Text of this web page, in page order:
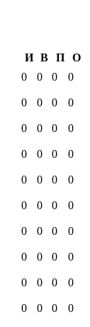
И В П
О
0 0 0 0
0 0 0 0
0 0 0 0
0 0 0 0
0 0 0 0
0 0 0 0
0 0 0 0
0 0 0 0
0 0 0 0
0 0 0 0